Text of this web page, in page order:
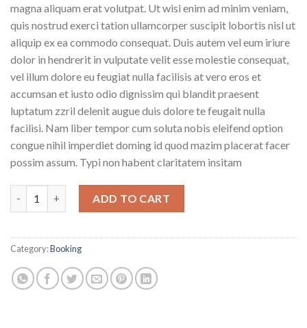
magna aliquam erat volutpat. Ut wisi enim ad minim veniam,
quis nostrud exerci tation ullamcorper suscipit lobortis nisl ut
aliquip ex ea commodo consequat. Duis autem vel eum iriure
dolor in hendrerit in vulputate velit esse molestie consequat,
vel illum dolore eu feugiat nulla facilisis at vero eros et
accumsan et iusto odio dignissim qui blandit praesent
luptatum zzril delenit augue duis dolore te feugait nulla
facilisi. Nam liber tempor cum soluta nobis eleifend option
congue nihil imperdiet doming id quod mazim placerat facer
possim assum. Typi non habent claritatem insitam
ADD TO CART
Category:Booking